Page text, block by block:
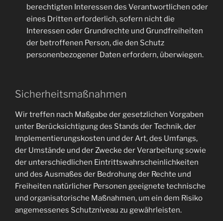
berechtigten Interessen des Verantwortlichen oder
eines Dritten erforderlich, sofern nicht die
Interessen oder Grundrechte und Grundfreiheiten
der betroffenen Person, die den Schutz
personenbezogener Daten erfordern, überwiegen.
Sicherheitsmaßnahmen
Wir treffen nach Maßgabe der gesetzlichen Vorgaben
unter Berücksichtigung des Stands der Technik, der
Implementierungskosten und der Art, des Umfangs,
der Umstände und der Zwecke der Verarbeitung sowie
der unterschiedlichen Eintrittswahrscheinlichkeiten
und des Ausmaßes der Bedrohung der Rechte und
Freiheiten natürlicher Personen geeignete technische
und organisatorische Maßnahmen, um ein dem Risiko
angemessenes Schutzniveau zu gewährleisten.